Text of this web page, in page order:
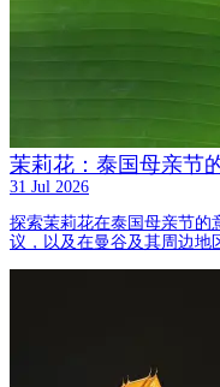
茉莉花：泰国母亲节
31 Jul 2026
探索茉莉花在泰国母亲节的
议，以及在曼谷及其周边地